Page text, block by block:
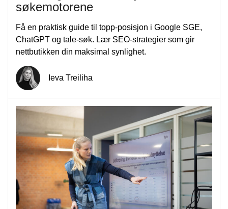
søkemotorene
Få en praktisk guide til topp-posisjon i Google SGE,
ChatGPT og tale-søk. Lær SEO-strategier som gir
nettbutikken din maksimal synlighet.
Ieva Treiliha